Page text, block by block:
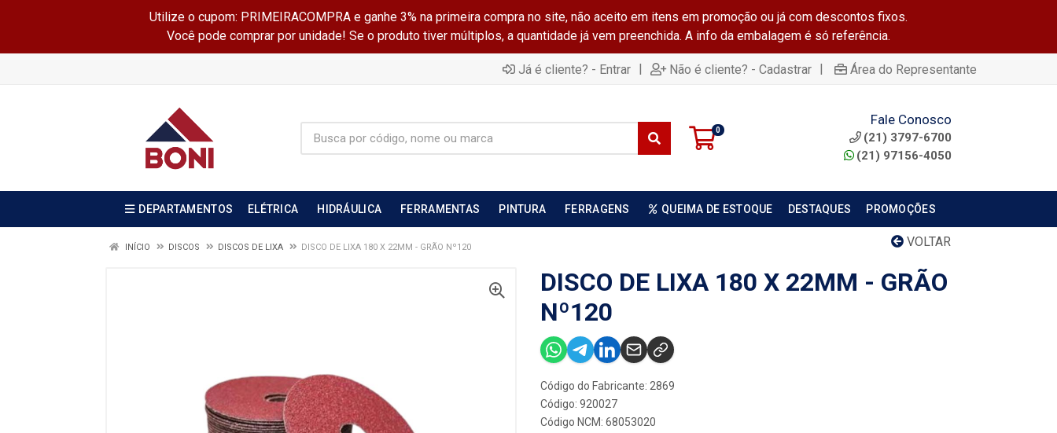
Utilize o cupom: PRIMEIRACOMPRA e ganhe 3% na primeira compra no site, não aceito em itens em promoção ou já com descontos fixos.
Você pode comprar por unidade! Se o produto tiver múltiplos, a quantidade já vem preenchida. A info da embalagem é só referência.
Já é cliente? - Entrar | Não é cliente? - Cadastrar | Área do Representante
0
Fale Conosco
(21) 3797-6700
(21) 97156-4050
DEPARTAMENTOS ELÉTRICA HIDRÁULICA FERRAMENTAS PINTURA FERRAGENS QUEIMA DE ESTOQUE DESTAQUES PROMOÇÕES
VOLTAR
INÍCIO DISCOS DISCOS DE LIXA DISCO DE LIXA 180 X 22MM - GRÃO Nº120
DISCO DE LIXA 180 X 22MM - GRÃO
Nº120
Código do Fabricante: 2869
Código: 920027
Código NCM: 68053020